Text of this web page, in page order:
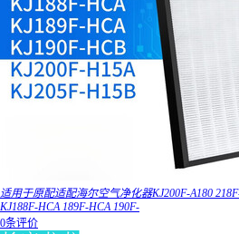
适用于原配适配海尔空气净化器KJ200F-A180
KJ188F-HCA 189F-HCA 190F-
0条评价